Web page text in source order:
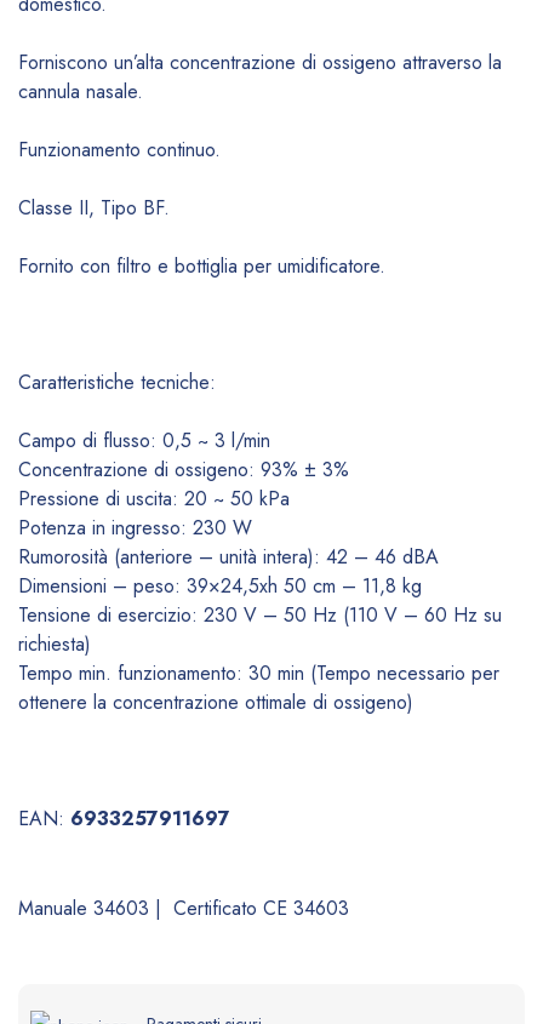
Forniscono un’alta concentrazione di ossigeno attraverso la
cannula nasale.
Funzionamento continuo.
Classe II, Tipo BF.
Fornito con filtro e bottiglia per umidificatore.
Caratteristiche tecniche:
Campo di flusso: 0,5 ~ 3 l/min
Concentrazione di ossigeno: 93% ± 3%
Pressione di uscita: 20 ~ 50 kPa
Potenza in ingresso: 230 W
Rumorosità (anteriore – unità intera): 42 – 46 dBA
Dimensioni – peso: 39×24,5xh 50 cm – 11,8 kg
Tensione di esercizio: 230 V – 50 Hz (110 V – 60 Hz su
richiesta)
Tempo min. funzionamento: 30 min (Tempo necessario per
ottenere la concentrazione ottimale di ossigeno)
EAN: 6933257911697
Manuale 34603 | Certificato CE 34603